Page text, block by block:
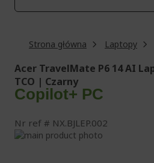
Strona główna Laptopy
Acer TravelMate P6 14 AI
TCO | Czarny
Copilot+ PC
Nr ref NX.BJLEP.002
Przejdź